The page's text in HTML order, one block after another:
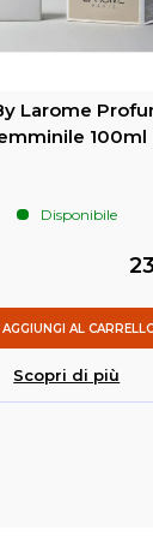
Larome
100ml
Disponibile
AGGIUNGI AL
Scopri di più